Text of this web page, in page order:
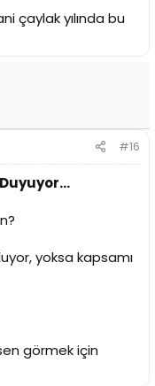
çaylak yılında bu
#16
yoksa kapsamı
görmek için